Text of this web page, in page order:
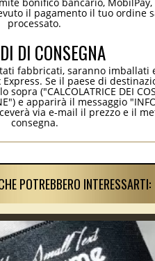
il pagamento il tuo ordine
processato.
DI CONSEGNA
fabbricati, saranno imballati
Se il paese di
("CALCOLATRICE DEI
e apparirà il messaggio
via e-mail il prezzo e il
consegna.
POTREBBERO INTERESSARTI: